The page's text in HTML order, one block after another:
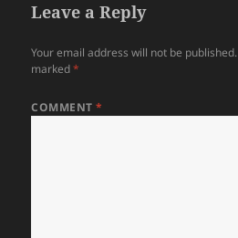
Leave a Reply
Your email address will not be published.
marked*
COMMENT*